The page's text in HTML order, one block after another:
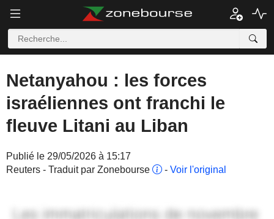
Netanyahou : les forces
israéliennes ont franchi le
fleuve Litani au Liban
Publié le 29/05/2026 à 15:17
Reuters - Traduit par Zonebourse
- Voir l'original